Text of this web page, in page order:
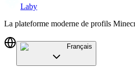
Laby
La plateforme moderne de profils
Français